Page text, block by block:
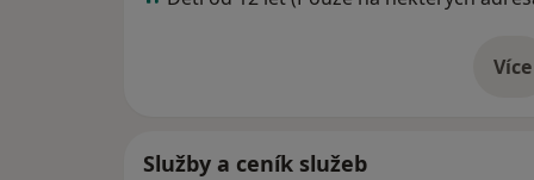
Více
o
Služby a ceník služeb